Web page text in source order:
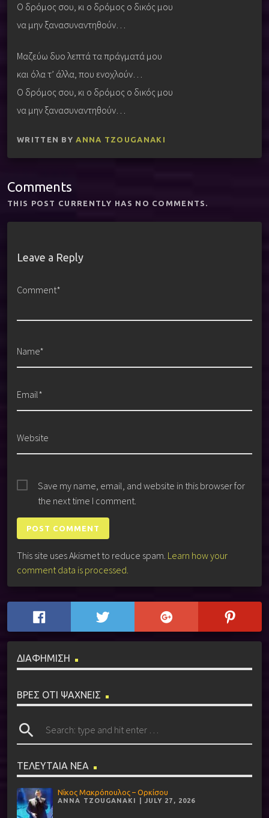
Ο δρόμος σου, κι ο δρόμος ο δικός μου
να μην ξανασυναντηθούν…
Μαζεύω δυο λεπτά τα πράγματά μου
και όλα τ’ άλλα, που ενοχλούν…
Ο δρόμος σου, κι ο δρόμος ο δικός μου
να μην ξανασυναντηθούν…
WRITTEN BY ANNA TZOUGANAKI
Comments
THIS POST CURRENTLY HAS NO COMMENTS.
Leave a Reply
Comment*
Name*
Email*
Website
Save my name, email, and website in this browser for
the next time I comment.
This site uses Akismet to reduce spam. Learn how your
comment data is processed.
ΔΙΑΦΗΜΙΣΗ
ΒΡΕΣ ΟΤΙ ΨΑΧΝΕΙΣ
search
ΤΕΛΕΥΤΑΙΑ ΝΕΑ
Νίκος Μακρόπουλος – Ορκίσου
ANNA TZOUGANAKI | JULY 27, 2026